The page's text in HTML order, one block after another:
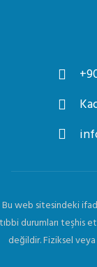
Bu web sitesindeki
durumları teşhis
değildir. Fiziksel veya